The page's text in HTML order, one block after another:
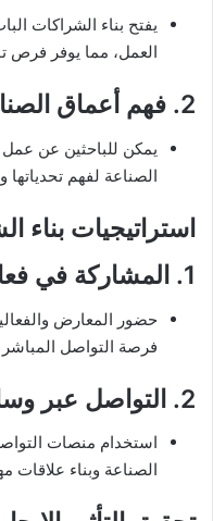
يفتح بناء الشراكات
العمل، مما يوفر فرص
2. فهم أعماق
يمكن للباحثين عن عمل
الصناعة لفهم
استراتيجيات بناء
1.
المشاركة في
حضور المعارض
فرصة التواصل
2. التواصل عبر
استخدام منصات
الصناعة وبناء علاقات